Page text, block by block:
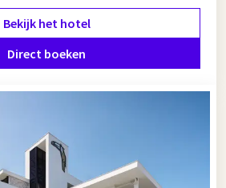
gratis parkeergelegenheid en
wellness en fitness. Zo
maken? Kies dan voor een
van extra comfort. Combineer
Bekijk het hotel
Direct boeken